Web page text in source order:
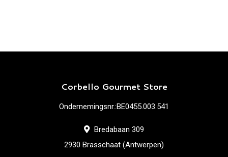
Corbello Gourmet Store
Ondernemingsnr.:BE0455.003.541
Bredabaan 309
2930 Brasschaat (Antwerpen)